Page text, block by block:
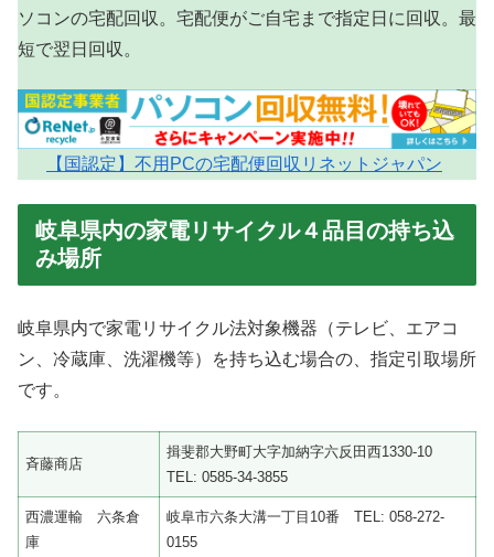
ソコンの宅配回収。宅配便がご自宅まで指定日に回収。最
短で翌日回収。
【国認定】不用PCの宅配便回収リネットジャパン
岐阜県内の家電リサイクル４品目の持ち込
み場所
岐阜県内で家電リサイクル法対象機器（テレビ、エアコ
ン、冷蔵庫、洗濯機等）を持ち込む場合の、指定引取場所
です。
斉藤商店
揖斐郡大野町大字加納字六反田西1330-10
TEL: 0585-34-3855
西濃運輸 六条倉
庫
岐阜市六条大溝一丁目10番 TEL: 058-272-
0155